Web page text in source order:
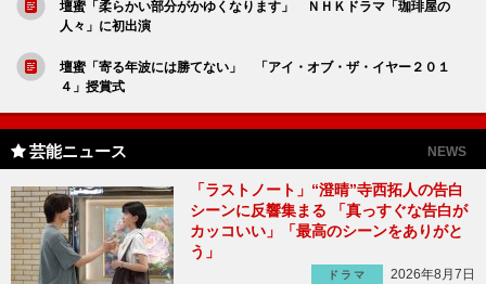
壇蜜「柔らかい部分がかゆくなります」 ＮＨＫドラマ「珈琲屋の
人々」に初出演
壇蜜「寄る年波には勝てない」 「アイ・オブ・ザ・イヤー２０１
４」授賞式
芸能ニュース NEWS
「ラストノート」“澄晴”寺西拓人の告白
シーンに反響集まる 「真っすぐな告白が
カッコいい」「最高のシーンをありがと
う」
ドラマ
2026年8月7日